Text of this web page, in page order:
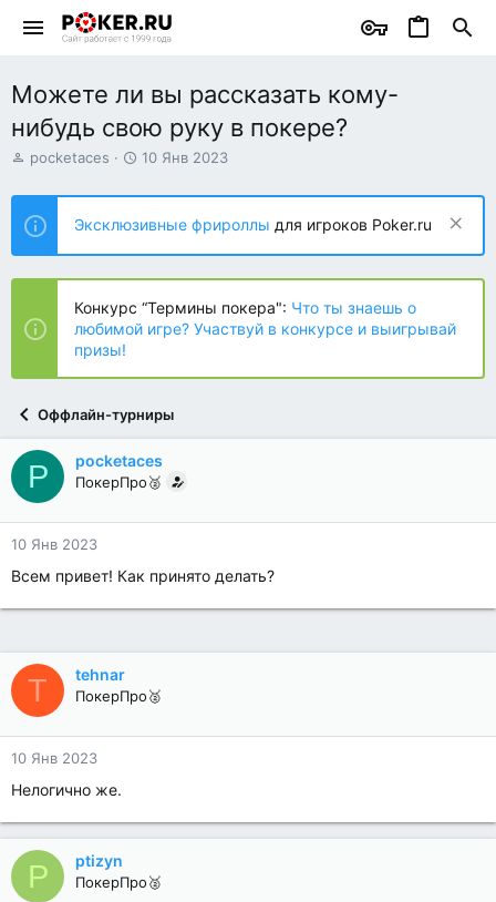
Можете ли вы рассказать кому-
нибудь свою руку в покере?
А
т
о
р
т
е
ы
pocketaces
Д
т
н
а
ч
а
10 Янв 2023
Эксклюзивные фрироллы для игроков Poker.ru
Конкурс “Термины покера": Что ты знаешь о
любимой игре? Участвуй в конкурсе и выигрывай
призы!
Оффлайн-турниры
P pocketaces
ПокерПро🥈
10 Янв 2023
Всем привет! Как принято делать?
T tehnar
ПокерПро🥈
10 Янв 2023
Нелогично же.
P ptizyn
ПокерПро🥈